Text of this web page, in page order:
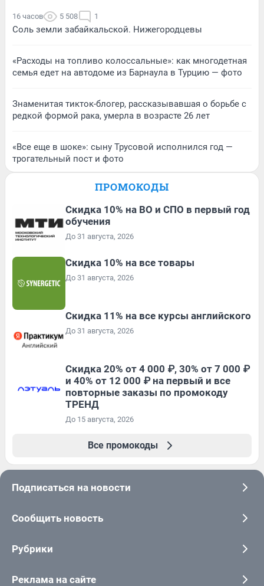
16 часов 5 508 1
Соль земли забайкальской. Нижегородцевы
«Расходы на топливо колоссальные»: как многодетная
семья едет на автодоме из Барнаула в Турцию — фото
Знаменитая тикток-блогер, рассказывавшая о борьбе с
редкой формой рака, умерла в возрасте 26 лет
«Все еще в шоке»: сыну Трусовой исполнился год —
трогательный пост и фото
ПРОМОКОДЫ
Скидка 10% на ВО и СПО в первый год
обучения
До 31 августа, 2026
Скидка 10% на все товары
До 31 августа, 2026
Скидка 11% на все курсы английского
До 31 августа, 2026
Скидка 20% от 4 000 ₽, 30% от 7 000 ₽
и 40% от 12 000 ₽ на первый и все
повторные заказы по промокоду
ТРЕНД
До 15 августа, 2026
Все промокоды
Подписаться на новости
Сообщить новость
Рубрики
Реклама на сайте